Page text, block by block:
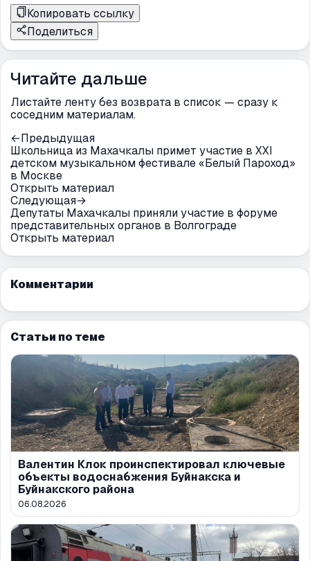
Копировать ссылку
Поделиться
Читайте дальше
Листайте ленту без возврата в список — сразу к
соседним материалам.
←Предыдущая
Школьница из Махачкалы примет участие в XXI
детском музыкальном фестивале «Белый Пароход»
в Москве
Открыть материал
Следующая→
Депутаты Махачкалы приняли участие в форуме
представительных органов в Волгограде
Открыть материал
Комментарии
Статьи по теме
Валентин Клок проинспектировал ключевые
объекты водоснабжения Буйнакска и
Буйнакского района
06.08.2026